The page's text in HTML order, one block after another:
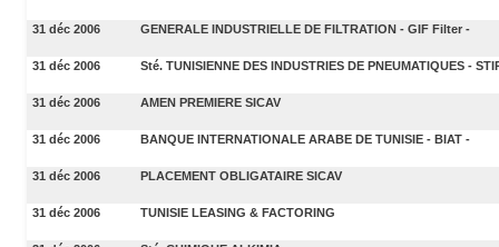
31 déc 2006 GENERALE INDUSTRIELLE DE FILTRATION - GIF Filter -
31 déc 2006 Sté. TUNISIENNE DES INDUSTRIES DE PNEUMATIQUES -
31 déc 2006 AMEN PREMIERE SICAV
31 déc 2006 BANQUE INTERNATIONALE ARABE DE TUNISIE - BIAT -
31 déc 2006 PLACEMENT OBLIGATAIRE SICAV
31 déc 2006 TUNISIE LEASING & FACTORING